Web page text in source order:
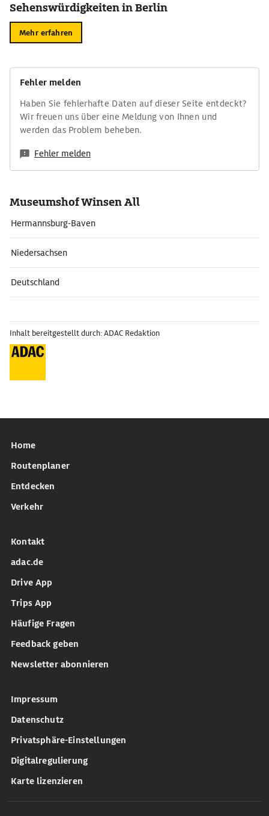
Sehenswürdigkeiten in Berlin
Mehr erfahren
Fehler melden
Haben Sie fehlerhafte Daten auf dieser Seite entdeckt?
Wir freuen uns über eine Meldung von Ihnen und
werden das Problem beheben.
Fehler melden
Museumshof Winsen All
Hermannsburg-Baven
Niedersachsen
Deutschland
Inhalt bereitgestellt durch: ADAC Redaktion
Home
Routenplaner
Entdecken
Verkehr
Kontakt
adac.de
Drive App
Trips App
Häufige Fragen
Feedback geben
Newsletter abonnieren
Impressum
Datenschutz
Privatsphäre-Einstellungen
Digitalregulierung
Karte lizenzieren